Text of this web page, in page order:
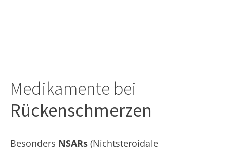
Medikamente bei
Rückenschmerzen
Besonders NSARs (Nichtsteroidale